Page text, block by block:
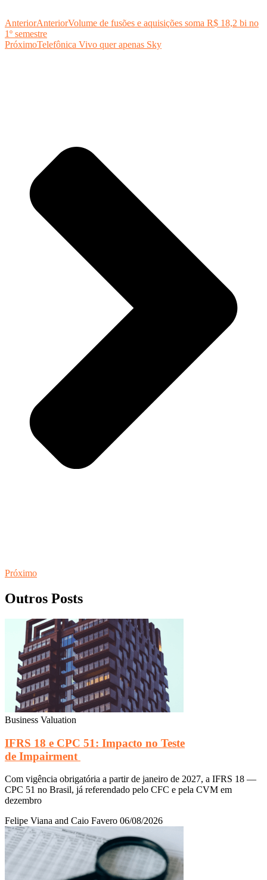
AnteriorAnteriorVolume de fusões e aquisições soma R$ 18,2 bi no
1º semestre
PróximoTelefônica Vivo quer apenas Sky
Próximo
Outros Posts
Business Valuation
IFRS 18 e CPC 51: Impacto no Teste
de Impairment
Com vigência obrigatória a partir de janeiro de 2027, a IFRS 18 —
CPC 51 no Brasil, já referendado pelo CFC e pela CVM em
dezembro
Felipe Viana and Caio Favero 06/08/2026